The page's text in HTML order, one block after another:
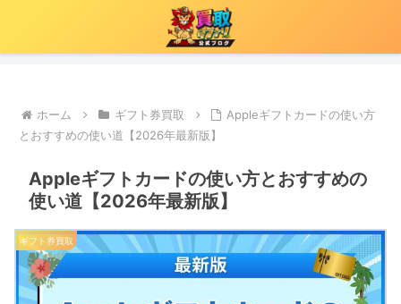
ホーム ギフト券買取
Appleギフトカードの使い方
とおすすめの使い道【2026年最新版】
Appleギフトカードの使い方とおすすめの
使い道【2026年最新版】
ギフト券買取